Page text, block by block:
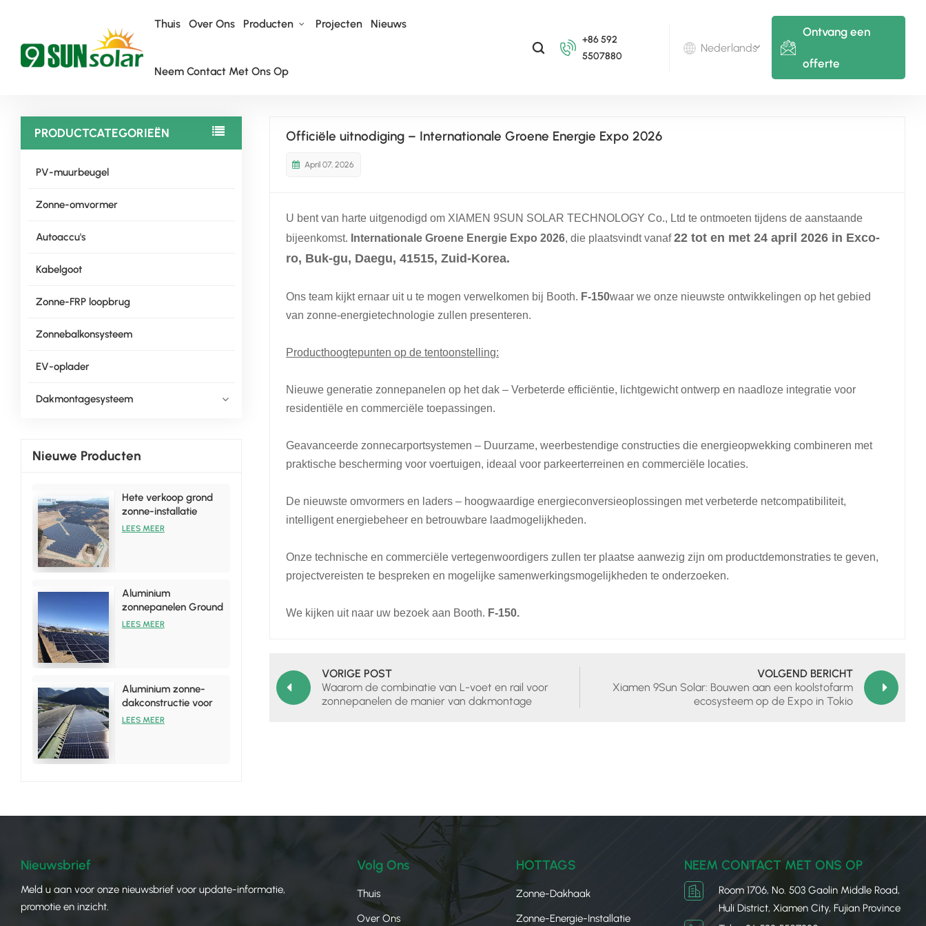
Thuis Over Ons Producten Projecten Nieuws
Neem Contact Met Ons Op
+86 592
5507880
Nederlands
Nederlands
한국의
Ontvang een
offerte
Officiële Uitnodiging – Internationale Groene Energie Expo 2026
PRODUCTCATEGORIEËN
PV-muurbeugel
Zonne-omvormer
Autoaccu's
Kabelgoot
Zonne-FRP loopbrug
Zonnebalkonsysteem
EV-oplader
Dakmontagesysteem
Nieuwe Producten
Hete verkoop grond
zonne-installatie
rekbeugelsets
LEES MEER
Aluminium
zonnepanelen Ground
Array-reksysteem
LEES MEER
Aluminium zonne-
dakconstructie voor
tinnen dakinstallaties
LEES MEER
Officiële uitnodiging – Internationale Groene Energie Expo 2026
April 07, 2026
U bent van harte uitgenodigd om XIAMEN 9SUN SOLAR TECHNOLOGY Co., Ltd te ontmoeten tijdens de aanstaande
bijeenkomst. Internationale Groene Energie Expo 2026, die plaatsvindt vanaf22 tot en met 24 april 2026 in Exco-
ro, Buk-gu, Daegu, 41515, Zuid-Korea.
Ons team kijkt ernaar uit u te mogen verwelkomen bij Booth. F-150waar we onze nieuwste ontwikkelingen op het gebied
van zonne-energietechnologie zullen presenteren.
Producthoogtepunten op de tentoonstelling:
Nieuwe generatie zonnepanelen op het dak – Verbeterde efficiëntie, lichtgewicht ontwerp en naadloze integratie voor
residentiële en commerciële toepassingen.
Geavanceerde zonnecarportsystemen – Duurzame, weerbestendige constructies die energieopwekking combineren met
praktische bescherming voor voertuigen, ideaal voor parkeerterreinen en commerciële locaties.
De nieuwste omvormers en laders – hoogwaardige energieconversieoplossingen met verbeterde netcompatibiliteit,
intelligent energiebeheer en betrouwbare laadmogelijkheden.
Onze technische en commerciële vertegenwoordigers zullen ter plaatse aanwezig zijn om productdemonstraties te geven,
projectvereisten te bespreken en mogelijke samenwerkingsmogelijkheden te onderzoeken.
We kijken uit naar uw bezoek aan Booth. F-150.
VORIGE POST
Waarom de combinatie van L-voet en rail voor
zonnepanelen de manier van dakmontage
VOLGEND BERICHT
Xiamen 9Sun Solar: Bouwen aan een koolstofarm
ecosysteem op de Expo in Tokio
Nieuwsbrief
Meld u aan voor onze nieuwsbrief voor update-informatie,
promotie en inzicht.
Volg Ons
Thuis
Over Ons
HOTTAGS
Zonne-Dakhaak
Zonne-Energie-Installatie
NEEM CONTACT MET ONS OP
Room 1706, No. 503 Gaolin Middle Road,
Huli District, Xiamen City, Fujian Province